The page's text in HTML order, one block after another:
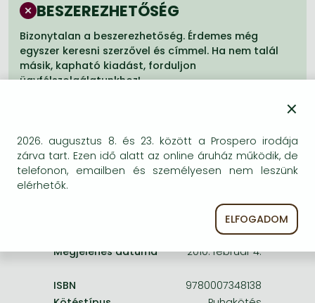
Frieren manga
Bleach manga
One-Punch Man manga
BESZEREZHETŐSÉG
Bizonytalan a beszerezhetőség. Érdemes még
egyszer keresni szerzővel és címmel. Ha nem talál
másik, kapható kiadást, forduljon
ügyfélszolgálatunkhoz!
A termék adatai:
Original
HarperCollinsChildren’sBooks
Megjelenés dátuma
2010. február 4.
ISBN
9780007348138
×
2026. augusztus 8. és 23. között a Prospero irodája
zárva tart. Ezen idő alatt az online áruház működik, de
telefonon, emailben és személyesen nem leszünk
elérhetők.
ELFOGADOM